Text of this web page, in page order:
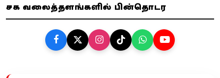
சமூக வலைத்தளங்களில் பின்தொடர